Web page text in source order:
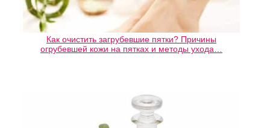
Как очистить загрубевшие пятки? Причины
огрубевшей кожи на пятках и методы ухода…